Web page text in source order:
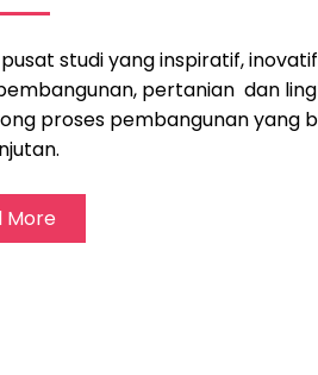
studi yang inspiratif,
pertanian dan
proses pembangunan yang
More